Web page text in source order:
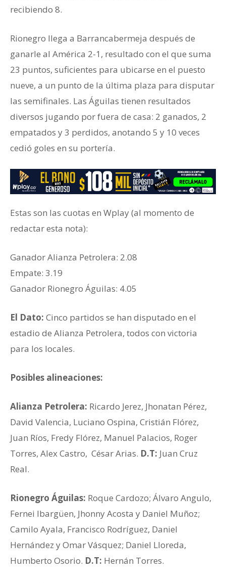
recibiendo 8.
Rionegro llega a Barrancabermeja después de
ganarle al América 2-1, resultado con el que suma
23 puntos, suficientes para ubicarse en el puesto
nueve, a un punto de la última plaza para disputar
las semifinales. Las Águilas tienen resultados
diversos jugando por fuera de casa: 2 ganados, 2
empatados y 3 perdidos, anotando 5 y 10 veces
cedió goles en su portería.
Estas son las cuotas en Wplay (al momento de
redactar esta nota):
Ganador ‎Alianza Petrolera: 2.08
‎Empate: 3.19
Ganador Rionegro Águilas: 4.05
El Dato: Cinco partidos se han disputado en el
estadio de Alianza Petrolera, todos con victoria
para los locales.
Posibles alineaciones:
Alianza Petrolera: Ricardo Jerez, Jhonatan Pérez,
David Valencia, Luciano Ospina, Cristián Flórez,
Juan Ríos, Fredy Flórez, Manuel Palacios, Roger
Torres, Alex Castro, César Arias. D.T: Juan Cruz
Real.
Rionegro Águilas: Roque Cardozo; Álvaro Angulo,
Fernei Ibargüen, Jhonny Acosta y Daniel Muñoz;
Camilo Ayala, Francisco Rodríguez, Daniel
Hernández y Omar Vásquez; Daniel Lloreda,
Humberto Osorio. D.T: Hernán Torres.